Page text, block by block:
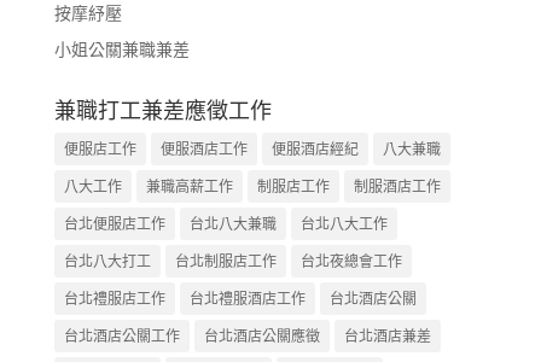
按摩紓壓
小姐公關兼職兼差
兼職打工兼差應徵工作
便服店工作 便服酒店工作 便服酒店經紀
八大兼職
八大工作
兼職高薪工作 制服店工作
制服酒店工作
台北便服店工作
台北八大兼職
台北八大工作
台北八大打工
台北制服店工作
台北夜總會工作
台北禮服店工作
台北禮服酒店工作
台北酒店公關
台北酒店公關工作
台北酒店公關應徵
台北酒店兼差